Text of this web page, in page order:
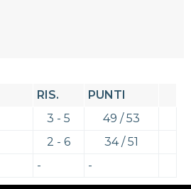
RIS.
PUNTI
3 - 5
49 / 53
2 - 6
34 / 51
- -